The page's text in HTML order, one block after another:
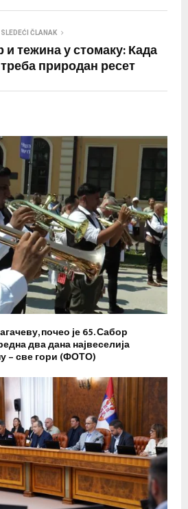
SLEDEĆI ČLANAK
и тежина у стомаку: Када
природан ресет
почео је 65. Сабор
два дана највеселија
– све гори (ФОТО)